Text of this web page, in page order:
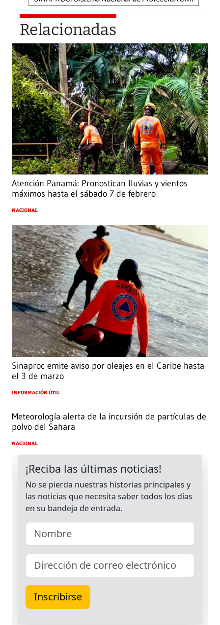
Relacionadas
Atención Panamá: Pronostican lluvias y vientos
máximos hasta el sábado 7 de febrero
NACIONAL
Sinaproc emite aviso por oleajes en el Caribe hasta
el 3 de marzo
INFORMACIÓN ÚTIL
Meteorología alerta de la incursión de partículas de
polvo del Sahara
NACIONAL